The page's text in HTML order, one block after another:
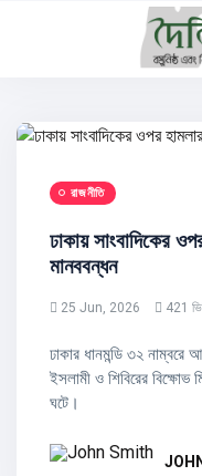
রাজনীতি
ঢাকায় সাংবাদিকের
মানববন্ধন
25 Jun, 2026 421
ঢাকার ধানমন্ডি ৩২ নাম্বরে
ইসলামী ও শিবিরের বিক্ষোভ
ঘটে।